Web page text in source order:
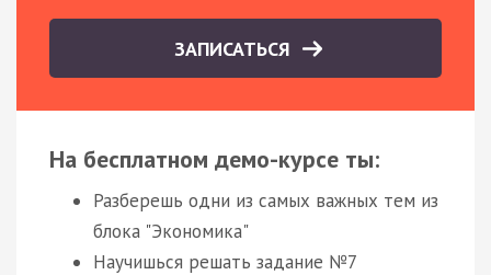
ЗАПИСАТЬСЯ
На бесплатном демо-курсе ты:
Разберешь одни из самых важных тем из
блока "Экономика"
Научишься решать задание №7